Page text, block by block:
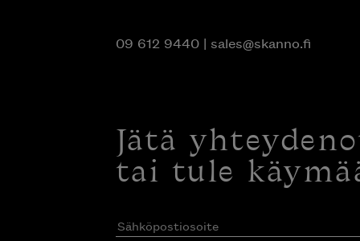
09 612 9440| sales@skanno.fi
Jätä
tai tule
Sähköpostiosoite(Pakollinen)